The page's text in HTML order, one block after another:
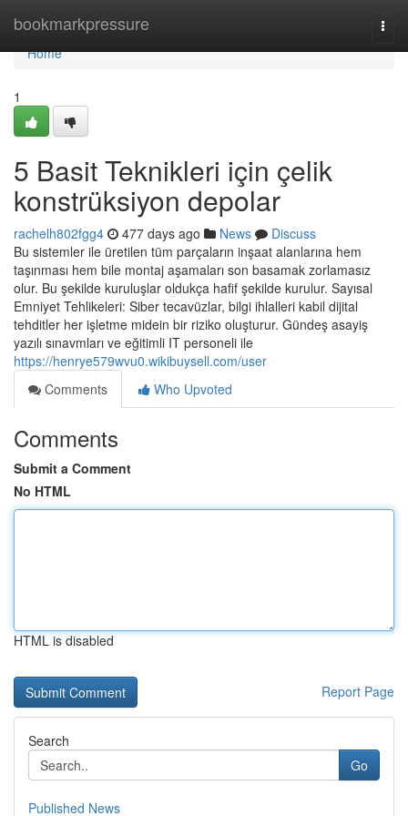
bookmarkpressure
Home
Home
1
5 Basit Teknikleri için çelik
konstrüksiyon depolar
rachelh802fgg4 477 days ago News
Discuss
Bu sistemler ile üretilen tüm parçaların inşaat alanlarına hem
taşınması hem bile montaj aşamaları son basamak zorlamasız
olur. Bu şekilde kuruluşlar oldukça hafif şekilde kurulur. Sayısal
Emniyet Tehlikeleri: Siber tecavüzlar, bilgi ihlalleri kabil dijital
tehditler her işletme midein bir riziko oluşturur. Gündeş asayiş
yazılı sınavmları ve eğitimli IT personeli ile
https://henrye579wvu0.wikibuysell.com/user
Comments
Who Upvoted
Comments
Submit a Comment
No HTML
HTML is disabled
Report Page
Search
Go
Published News